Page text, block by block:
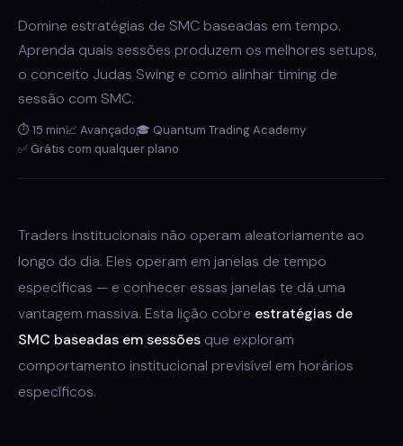
Domine estratégias de SMC baseadas em tempo.
Aprenda quais sessões produzem os melhores setups,
o conceito Judas Swing e como alinhar timing de
sessão com SMC.
⏱ 15 min📈 Avançado🎓 Quantum Trading Academy
✅ Grátis com qualquer plano
Traders institucionais não operam aleatoriamente ao
longo do dia. Eles operam em janelas de tempo
específicas — e conhecer essas janelas te dá uma
vantagem massiva. Esta lição cobre estratégias de
SMC baseadas em sessões que exploram
comportamento institucional previsível em horários
específicos.